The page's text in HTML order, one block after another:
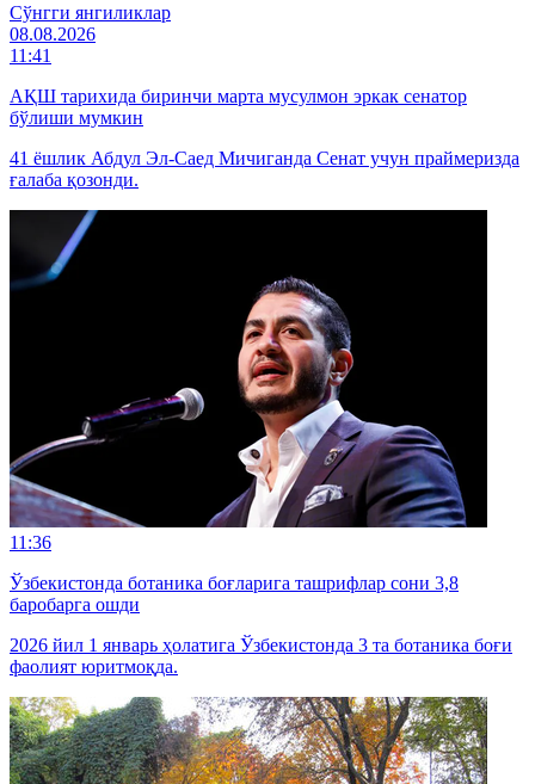
Cўнгги янгиликлар
08.08.2026
11:41
АҚШ тарихида биринчи марта мусулмон эркак сенатор
бўлиши мумкин
41 ёшлик Абдул Эл-Саед Мичиганда Сенат учун праймеризда
ғалаба қозонди.
11:36
Ўзбекистонда ботаника боғларига ташрифлар сони 3,8
баробарга ошди
2026 йил 1 январь ҳолатига Ўзбекистонда 3 та ботаника боғи
фаолият юритмоқда.